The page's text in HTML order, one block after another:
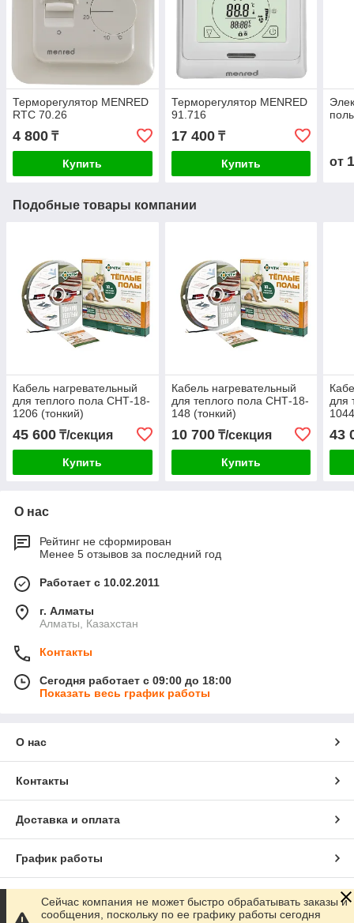
Терморегулятор MENRED
RTC 70.26
4 800 ₸
Купить
Терморегулятор MENRED
91.716
17 400₸
Купить от
Подобные товары компании
Кабель нагревательный
для теплого пола СНТ-18-
1206 (тонкий)
45 600 ₸/секция
Купить
Кабель нагревательный
для теплого пола СНТ-18-
148 (тонкий)
10 700₸/секция
Купить
для
43
О нас
Рейтинг не сформирован
Менее 5 отзывов за последний год
Работает с 10.02.2011
г. Алматы
Алматы, Казахстан
Контакты
Сегодня работает с 09:00 до 18:00
Показать весь график работы
О нас
Контакты
Доставка и оплата
График работы
Полная версия сайта
Сейчас компания не может быстро обрабатывать заказы и
сообщения, поскольку по ее графику работы сегодня